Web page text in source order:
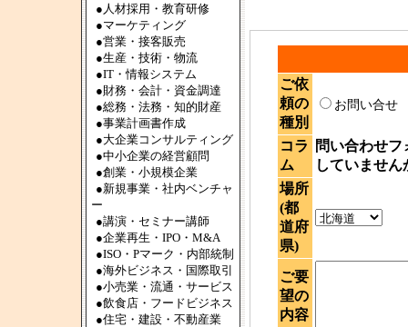
● 人材採用・教育研修
●マーケティング
●営業・接客販売
●生産・技術・物流
●IT・情報システム
●財務・会計・資金調達
●総務・法務・知的財産
●事業計画書作成
●大企業コンサルティング
●中小企業の経営顧問
●創業・小規模企業
●新規事業・社内ベンチャ
ー
●講演・セミナー講師
●企業再生・IPO・M&A
●ISO・Pマーク・内部統制
●海外ビジネス・国際取引
●小売業・流通・サービス
●飲食店・フードビジネス
●住宅・建設・不動産業
ご依
頼の
種別
お問い
コラ
ム
問い合わせフ
していません
場所
(都
道府
県)
ご要
望の
内容